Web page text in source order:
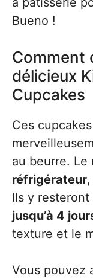
Bueno !
Comment
délicieux
Cupcakes
Ces
au beurre.
réfrigérateur
Ils y
jusqu’à 4
texture et le
Vous pouvez